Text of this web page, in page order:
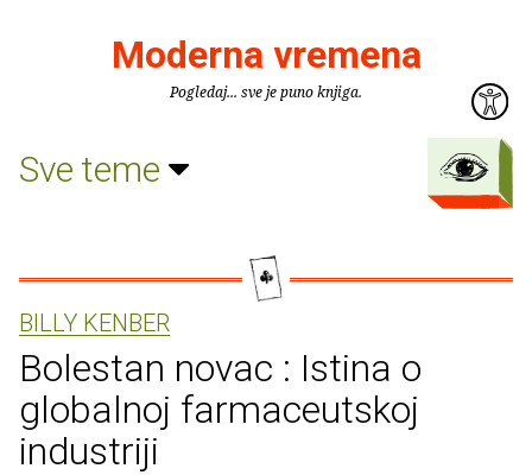
Moderna vremena
Pogledaj... sve je puno knjiga.
Sve teme
BILLY KENBER
Bolestan novac : Istina o
globalnoj farmaceutskoj
industriji